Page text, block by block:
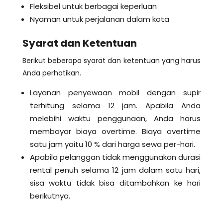
Fleksibel untuk berbagai keperluan
Nyaman untuk perjalanan dalam kota
Syarat dan Ketentuan
Berikut beberapa syarat dan ketentuan yang harus
Anda perhatikan.
Layanan penyewaan mobil dengan supir
terhitung selama 12 jam. Apabila Anda
melebihi waktu penggunaan, Anda harus
membayar biaya overtime. Biaya overtime
satu jam yaitu 10 % dari harga sewa per-hari.
Apabila pelanggan tidak menggunakan durasi
rental penuh selama 12 jam dalam satu hari,
sisa waktu tidak bisa ditambahkan ke hari
berikutnya.